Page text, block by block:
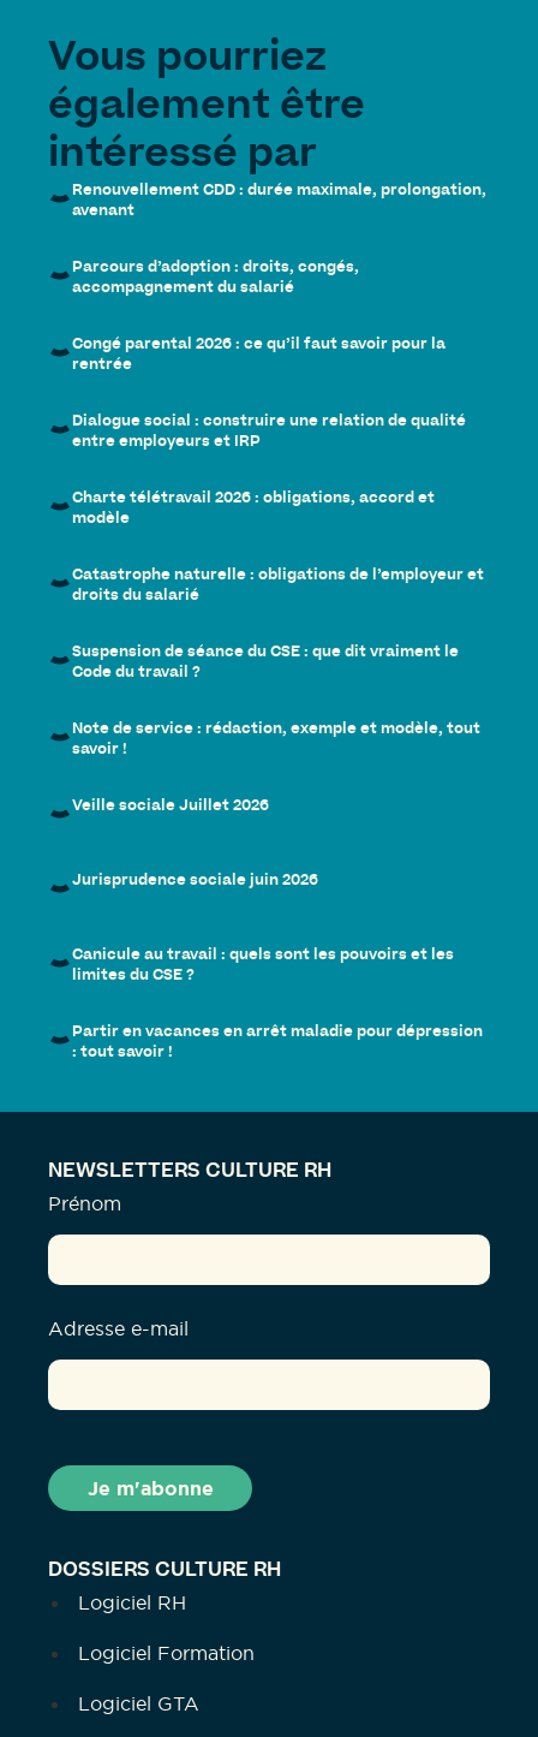
Vous pourriez
également être
intéressé par
Renouvellement CDD : durée maximale, prolongation,
avenant
Parcours d’adoption : droits, congés,
accompagnement du salarié
Congé parental 2026 : ce qu’il faut savoir pour la
rentrée
Dialogue social : construire une relation de qualité
entre employeurs et IRP
Charte télétravail 2026 : obligations, accord et
modèle
Catastrophe naturelle : obligations de l’employeur et
droits du salarié
Suspension de séance du CSE : que dit vraiment le
Code du travail ?
Note de service : rédaction, exemple et modèle, tout
savoir !
Veille sociale Juillet 2026
Jurisprudence sociale juin 2026
Canicule au travail : quels sont les pouvoirs et les
limites du CSE ?
Partir en vacances en arrêt maladie pour dépression
: tout savoir !
DOSSIERS CULTURE RH
Logiciel RH
Logiciel Formation
Logiciel GTA
NEWSLETTERS CULTURE RH
Prénom
Adresse e-mail